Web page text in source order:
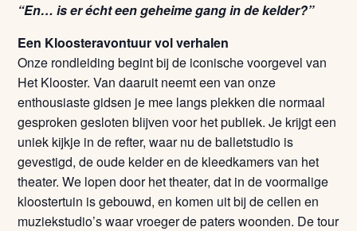
“En… is er écht een geheime gang in de kelder?”
Een Kloosteravontuur vol verhalen
Onze rondleiding begint bij de iconische voorgevel van
Het Klooster. Van daaruit neemt een van onze
enthousiaste gidsen je mee langs plekken die normaal
gesproken gesloten blijven voor het publiek. Je krijgt een
uniek kijkje in de refter, waar nu de balletstudio is
gevestigd, de oude kelder en de kleedkamers van het
theater. We lopen door het theater, dat in de voormalige
kloostertuin is gebouwd, en komen uit bij de cellen en
muziekstudio’s waar vroeger de paters woonden. De tour